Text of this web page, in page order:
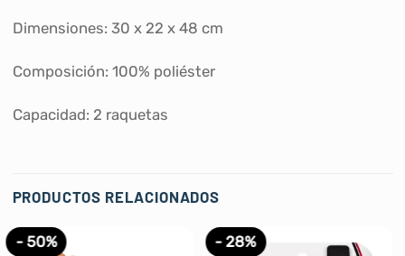
Dimensiones: 30 x 22 x 48 cm
Composición: 100% poliéster
Capacidad: 2 raquetas
PRODUCTOS RELACIONADOS
- 50% - 28%